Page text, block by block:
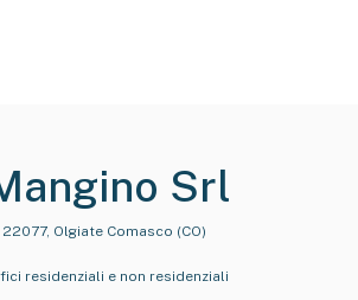
Srl
Olgiate Comasco (CO)
residenziali e non residenziali